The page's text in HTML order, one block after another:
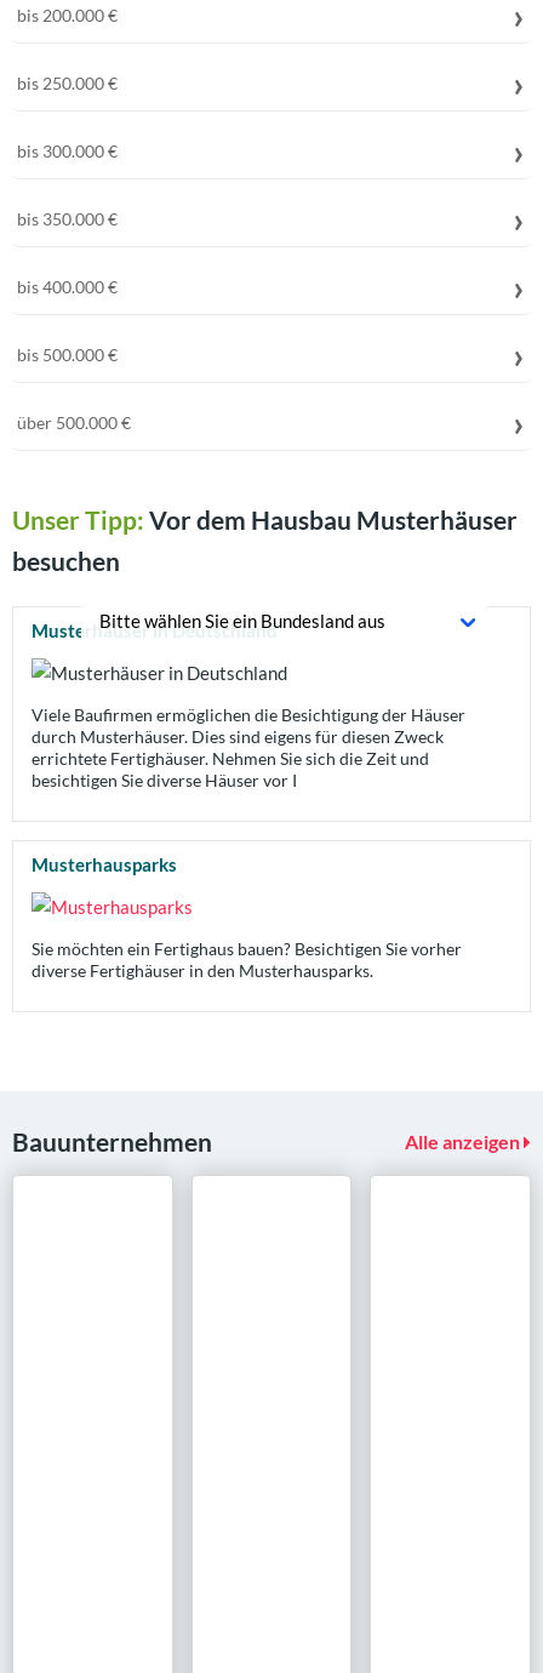
bis 200.000 €
bis 250.000 €
bis 300.000 €
bis 350.000 €
bis 400.000 €
bis 500.000 €
über 500.000 €
Unser Tipp: Vor dem Hausbau Musterhäuser
besuchen
Musterhäuser in Deutschland
Viele Baufirmen ermöglichen die Besichtigung der Häuser
durch Musterhäuser. Dies sind eigens für diesen Zweck
errichtete Fertighäuser. Nehmen Sie sich die Zeit und
besichtigen Sie diverse Häuser vor I
Musterhausparks
Sie möchten ein Fertighaus bauen? Besichtigen Sie vorher
diverse Fertighäuser in den Musterhausparks.
Bauunternehmen Alle anzeigen